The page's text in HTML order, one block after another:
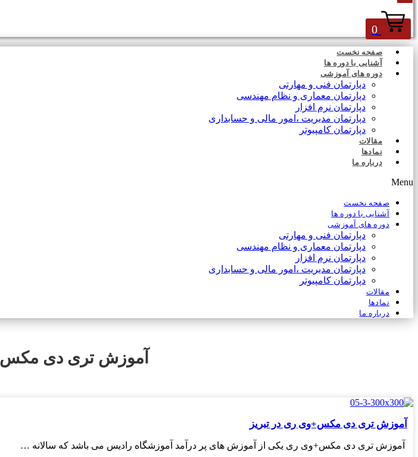
0
صفحه نخست
آشنایی با دوره ها
دوره های آموزشی
دپارتمان فنی و مهارتی
دپارتمان معماری و نظام مهندسی
دپارتمان نرم افزار
دپارتمان مدیریت ،امور مالی و حسابداری
دپارتمان کامپیوتر
مقالات
نمادها
درباره ما
Menu
صفحه نخست
آشنایی با دوره ها
دوره های آموزشی
دپارتمان فنی و مهارتی
دپارتمان معماری و نظام مهندسی
دپارتمان نرم افزار
دپارتمان مدیریت ،امور مالی و حسابداری
دپارتمان کامپیوتر
مقالات
نمادها
درباره ما
آموزش تری دی مکس
آموزش تری دی مکس+وی ری در تبریز
آموزش تری دی مکس+وی ری یکی از آموزش های پر درآمد آموزشگاه رادیس می باشد که سالانه …